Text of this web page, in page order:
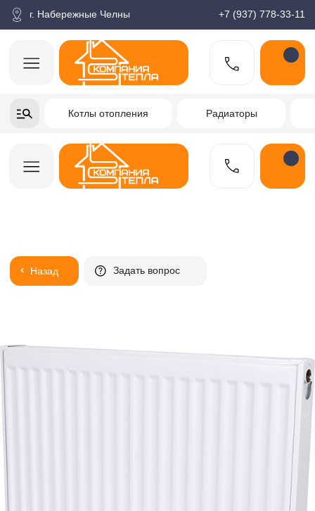
г. Набережные Челны
Котлы отопления Радиаторы Водонагреватели
+7-937-778-33-11